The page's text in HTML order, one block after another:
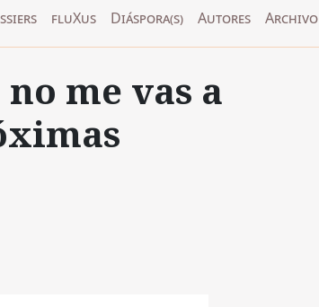
fluXus Diáspora(s) Autores Archivo
me vas a